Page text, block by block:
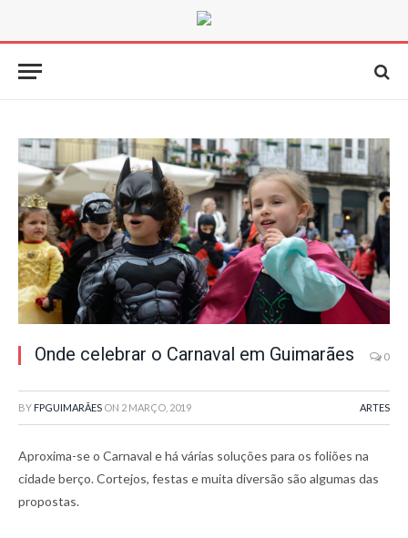
Onde celebrar o Carnaval em Guimarães 0
BY FPGUIMARÃES ON 2 MARÇO, 2019 ARTES
Aproxima-se o Carnaval e há várias soluções para os foliões na
cidade berço. Cortejos, festas e muita diversão são algumas das
propostas.